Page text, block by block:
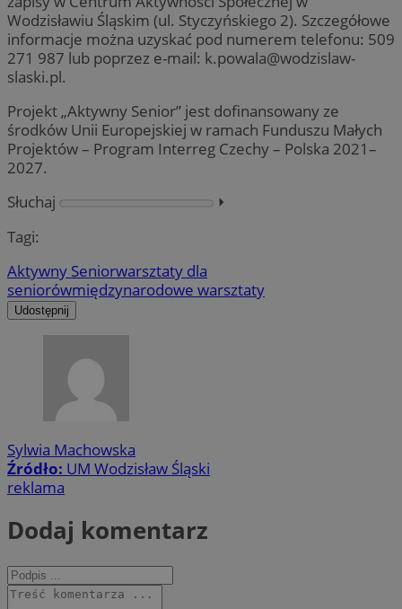
Wodzisławiu Śląskim (ul. Styczyńskiego 2). Szczegółowe
informacje można uzyskać pod numerem telefonu: 509
271 987 lub poprzez e-mail: k.powala@wodzislaw-
slaski.pl.
Projekt „Aktywny Senior” jest dofinansowany ze
środków Unii Europejskiej w ramach Funduszu Małych
Projektów – Program Interreg Czechy – Polska 2021–
2027.
Słuchaj
⏵︎
Tagi:
Aktywny Seniorwarsztaty dla
seniorówmiędzynarodowe warsztaty
Udostępnij
Sylwia Machowska
Źródło: UM Wodzisław Śląski
reklama
Dodaj komentarz